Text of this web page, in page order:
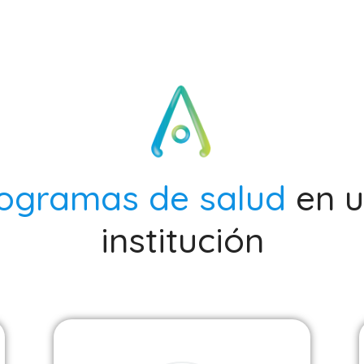
de salud en
institución